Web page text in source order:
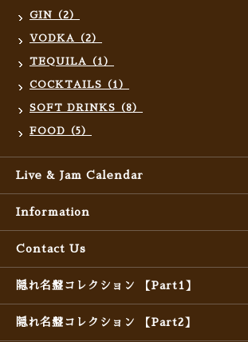
GIN（2）
VODKA（2）
TEQUILA（1）
COCKTAILS（1）
SOFT DRINKS（8）
FOOD（5）
Live & Jam Calendar
Information
Contact Us
隠れ名盤コレクション 【Part1】
隠れ名盤コレクション 【Part2】